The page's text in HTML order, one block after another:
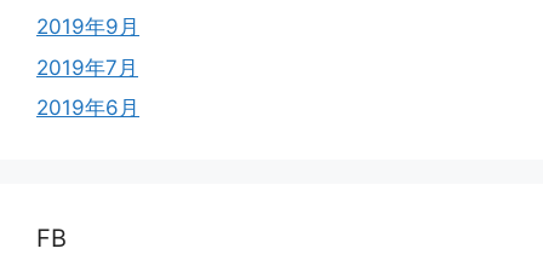
2019年9月
2019年7月
2019年6月
FB